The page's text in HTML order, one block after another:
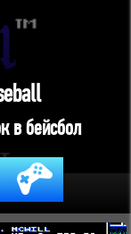
в бейсбол